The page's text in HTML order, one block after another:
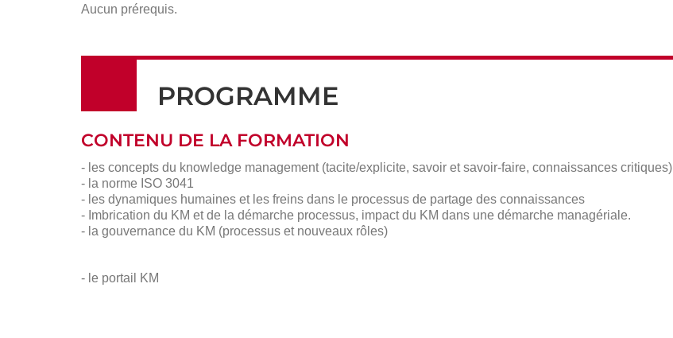
Aucun prérequis.
PROGRAMME
CONTENU DE LA FORMATION
- les concepts du knowledge management (tacite/explicite, savoir et savoir-faire, connaissances critiques)
- la norme ISO 3041
- les dynamiques humaines et les freins dans le processus de partage des connaissances
- Imbrication du KM et de la démarche processus, impact du KM dans une démarche managériale.
- la gouvernance du KM (processus et nouveaux rôles)
- le portail KM